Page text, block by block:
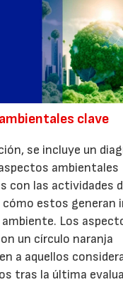
clave
se incluye un
ambientales
con las actividades
cómo estos generan
ambiente. Los
un círculo naranja
a aquellos
tras la última